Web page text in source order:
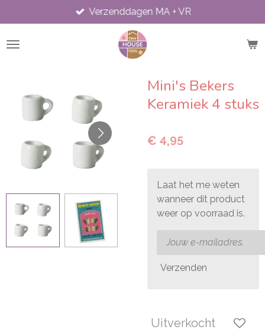
direct
naar
Verzenddagen MA + VR
Mini's Bekers
Keramiek 4 stuks
€ 4,95
Laat het me weten
wanneer dit product
weer op voorraad is.
Verzenden
Uitverkocht